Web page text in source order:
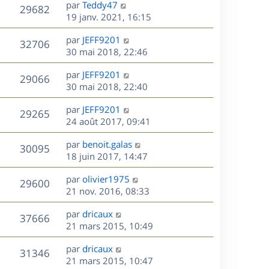
e
n
i
e
r
m
e
s
s
a
g
e
29682V
u
e
D
e
r
n
i
e
r
m
e
s
s
a
g
e
par Teddy47
19 janv. 2021, 16:15
32706V
u
e
D
e
r
n
i
e
r
m
e
s
s
a
g
e
par JEFF9201
30 mai 2018, 22:46
29066V
u
D
e
r
n
i
e
r
m
e
s
s
a
g
e
par JEFF9201
30 mai 2018, 22:40
29265V
u
s
D
e
r
n
i
e
r
m
e
s
s
a
g
e
par JEFF9201
24 août 2017, 09:41
30095V
u
D
e
r
n
i
e
r
m
e
s
s
par benoit.galas
18 juin 2017, 14:47
29600V
u
e
D
e
r
n
i
e
r
m
par olivier1975
21 nov. 2016, 08:33
37666V
u
e
D
e
r
n
i
par dricaux
21 mars 2015, 10:49
31346V
D
e
par dricaux
21 mars 2015, 10:47